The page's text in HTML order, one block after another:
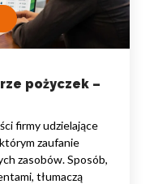
pożyczek –
firmy udzielające
zaufanie
zasobów. Sposób,
tłumaczą